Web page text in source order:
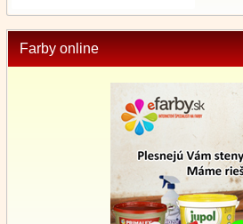
Farby online